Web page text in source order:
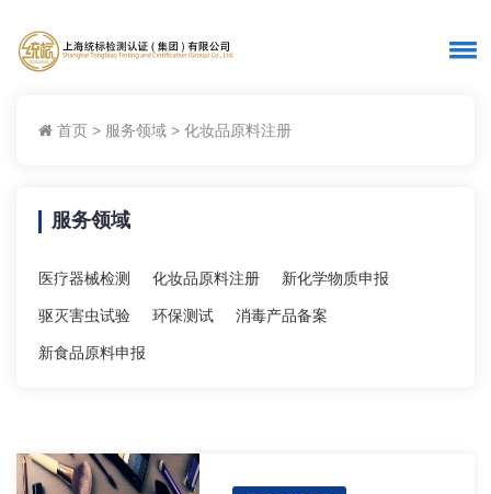
首页 > 服务领域 > 化妆品原料注册
服务领域
医疗器械检测 化妆品原料注册 新化学物质申报
驱灭害虫试验 环保测试 消毒产品备案
新食品原料申报